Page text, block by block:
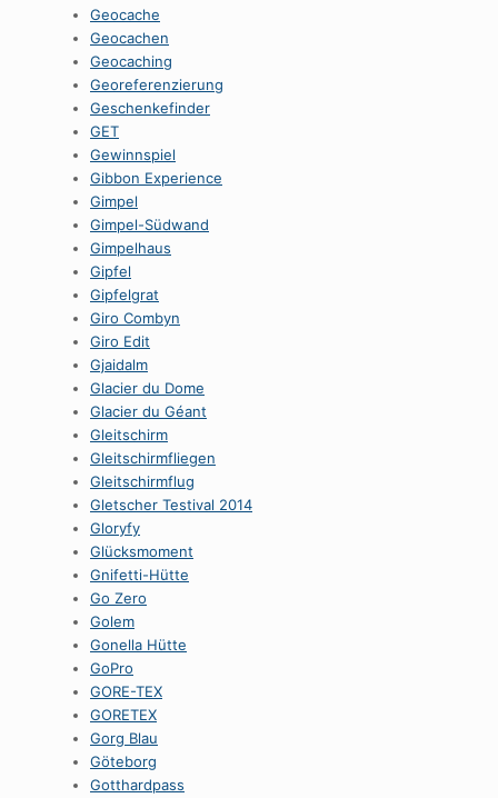
Geocache
Geocachen
Geocaching
Georeferenzierung
Geschenkefinder
GET
Gewinnspiel
Gibbon Experience
Gimpel
Gimpel-Südwand
Gimpelhaus
Gipfel
Gipfelgrat
Giro Combyn
Giro Edit
Gjaidalm
Glacier du Dome
Glacier du Géant
Gleitschirm
Gleitschirmfliegen
Gleitschirmflug
Gletscher Testival 2014
Gloryfy
Glücksmoment
Gnifetti-Hütte
Go Zero
Golem
Gonella Hütte
GoPro
GORE-TEX
GORETEX
Gorg Blau
Göteborg
Gotthardpass